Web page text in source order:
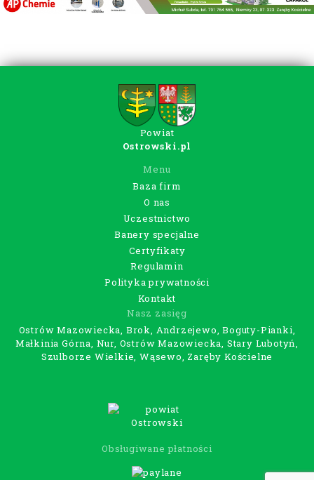
Powiat
Ostrowski.pl
Menu
Baza firm
O nas
Uczestnictwo
Banery specjalne
Certyfikaty
Regulamin
Polityka prywatności
Kontakt
Nasz zasięg
Ostrów Mazowiecka, Brok, Andrzejewo, Boguty-Pianki,
Małkinia Górna, Nur, Ostrów Mazowiecka, Stary Lubotyń,
Szulborze Wielkie, Wąsewo, Zaręby Kościelne
Obsługiwane płatności